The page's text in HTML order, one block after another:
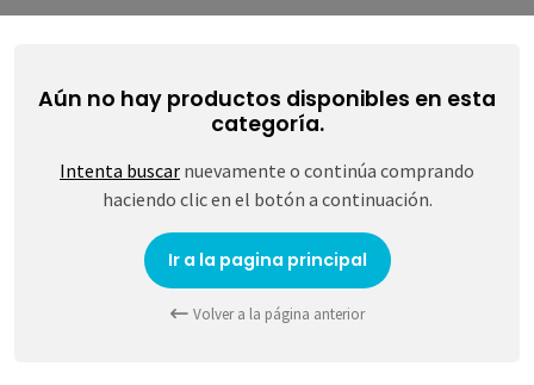
Aún no hay productos disponibles en esta
categoría.
Intenta buscar nuevamente o continúa comprando
haciendo clic en el botón a continuación.
Ir a la pagina principal
Volver a la página anterior